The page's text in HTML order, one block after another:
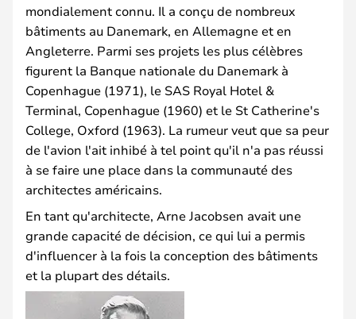
mondialement connu. Il a conçu de nombreux
bâtiments au Danemark, en Allemagne et en
Angleterre. Parmi ses projets les plus célèbres
figurent la Banque nationale du Danemark à
Copenhague (1971), le SAS Royal Hotel &
Terminal, Copenhague (1960) et le St Catherine's
College, Oxford (1963). La rumeur veut que sa peur
de l'avion l'ait inhibé à tel point qu'il n'a pas réussi
à se faire une place dans la communauté des
architectes américains.
En tant qu'architecte, Arne Jacobsen avait une
grande capacité de décision, ce qui lui a permis
d'influencer à la fois la conception des bâtiments
et la plupart des détails.